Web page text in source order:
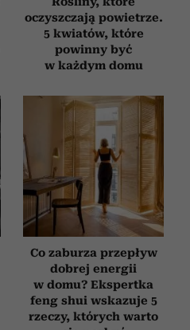
oczyszczają powietrze.
5 kwiatów, które
powinny być
w każdym domu
Co zaburza przepływ
dobrej energii
w domu? Ekspertka
feng shui wskazuje 5
rzeczy, których warto